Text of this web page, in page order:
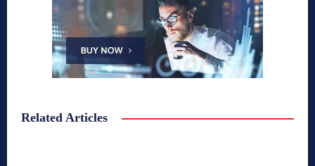
Related Articles